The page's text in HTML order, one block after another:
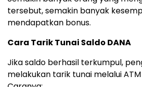
tersebut, semakin banyak
mendapatkan bonus.
Cara Tarik Tunai Saldo DANA
Jika saldo berhasil terkumpul,
melakukan tarik tunai melalui